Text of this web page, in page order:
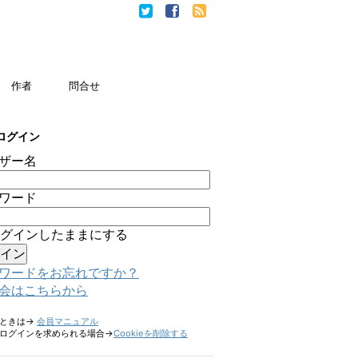
作者 問合せ
グイン
ー名
ード
インしたままにする
ードをお忘れですか？
はこちらから
きは→ 会員マニュアル
グインを求められる場合→Cookieを削除する